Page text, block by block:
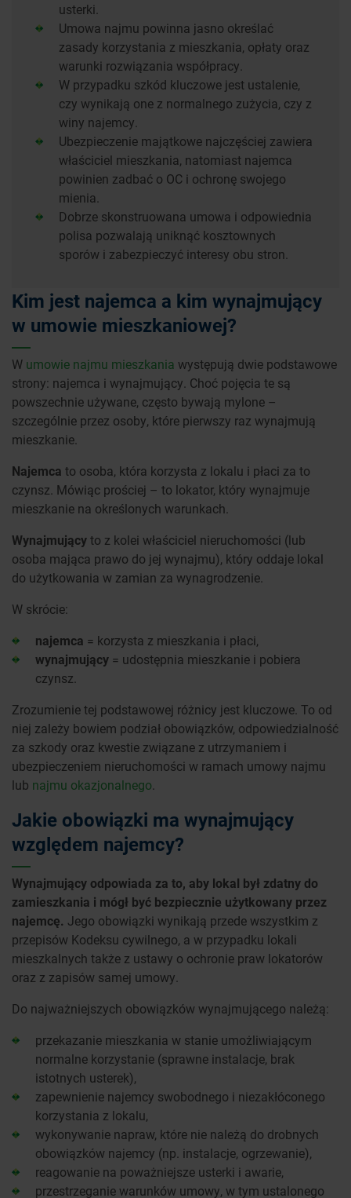
usterki.
Umowa najmu powinna jasno określać
zasady korzystania z mieszkania, opłaty oraz
warunki rozwiązania współpracy.
W przypadku szkód kluczowe jest ustalenie,
czy wynikają one z normalnego zużycia, czy z
winy najemcy.
Ubezpieczenie majątkowe najczęściej zawiera
właściciel mieszkania, natomiast najemca
powinien zadbać o OC i ochronę swojego
mienia.
Dobrze skonstruowana umowa i odpowiednia
polisa pozwalają uniknąć kosztownych
sporów i zabezpieczyć interesy obu stron.
Kim jest najemca a kim wynajmujący
w umowie mieszkaniowej?
W umowie najmu mieszkania występują dwie podstawowe
strony: najemca i wynajmujący. Choć pojęcia te są
powszechnie używane, często bywają mylone –
szczególnie przez osoby, które pierwszy raz wynajmują
mieszkanie.
Najemca to osoba, która korzysta z lokalu i płaci za to
czynsz. Mówiąc prościej – to lokator, który wynajmuje
mieszkanie na określonych warunkach.
Wynajmującyto z kolei właściciel nieruchomości (lub
osoba mająca prawo do jej wynajmu), który oddaje lokal
do użytkowania w zamian za wynagrodzenie.
W skrócie:
najemca = korzysta z mieszkania i płaci,
wynajmujący = udostępnia mieszkanie i pobiera
czynsz.
Zrozumienie tej podstawowej różnicy jest kluczowe. To od
niej zależy bowiem podział obowiązków, odpowiedzialność
za szkody oraz kwestie związane z utrzymaniem i
ubezpieczeniem nieruchomości w ramach umowy najmu
lub najmu okazjonalnego.
Jakie obowiązki ma wynajmujący
względem najemcy?
Wynajmujący odpowiada za to, aby lokal był zdatny do
zamieszkania i mógł być bezpiecznie użytkowany przez
najemcę. Jego obowiązki wynikają przede wszystkim z
przepisów Kodeksu cywilnego, a w przypadku lokali
mieszkalnych także z ustawy o ochronie praw lokatorów
oraz z zapisów samej umowy.
Do najważniejszych obowiązków wynajmującego należą:
przekazanie mieszkania w stanie umożliwiającym
normalne korzystanie (sprawne instalacje, brak
istotnych usterek),
zapewnienie najemcy swobodnego i niezakłóconego
korzystania z lokalu,
wykonywanie napraw, które nie należą do drobnych
obowiązków najemcy (np. instalacje, ogrzewanie),
reagowanie na poważniejsze usterki i awarie,
przestrzeganie warunków umowy, w tym ustalonego